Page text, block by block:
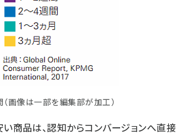
画像は一部を編集部が加工）
商品は、認知からコンバージョンへ直接